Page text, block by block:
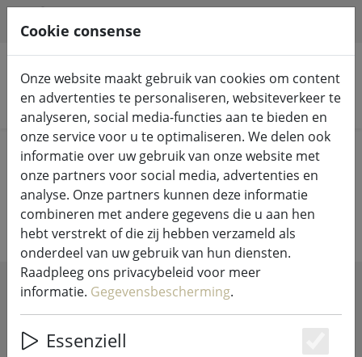
Zoek producten
Home Wonen Vogelhuisjes en voederhuisjes
Vogelhuisjes en voederhuisjes
SHOW FILTERS
Cookie consense
Onze website maakt gebruik van cookies om content
en advertenties te personaliseren, websiteverkeer te
analyseren, social media-functies aan te bieden en
onze service voor u te optimaliseren. We delen ook
informatie over uw gebruik van onze website met
onze partners voor social media, advertenties en
analyse. Onze partners kunnen deze informatie
combineren met andere gegevens die u aan hen
hebt verstrekt of die zij hebben verzameld als
onderdeel van uw gebruik van hun diensten.
Raadpleeg ons privacybeleid voor meer
informatie. Gegevensbescherming.
Essenziell